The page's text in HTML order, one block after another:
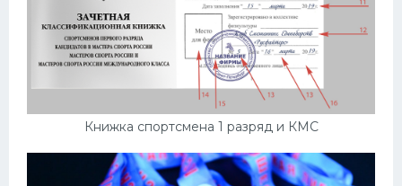
Книжка спортсмена 1 разряд и КМС